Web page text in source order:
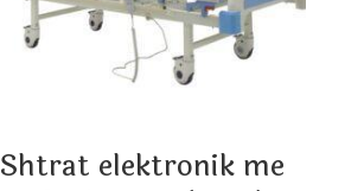
Shtrat elektronik me